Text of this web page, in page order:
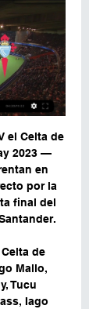
el Celta de
2023 —
en
por la
final del
de
Mallo,
Tucu
Iago